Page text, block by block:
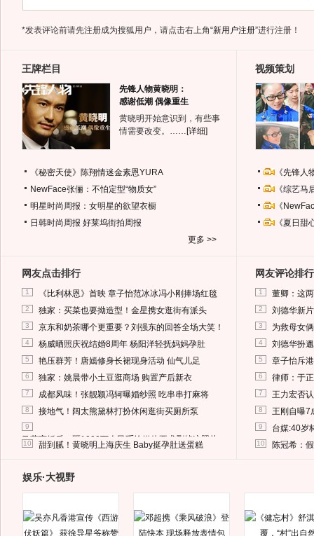
*发表评论前请先注册成为搜狐用户，请点击右上角“新用户注册”进行注册！
王牌栏目
先锋人物黄晓明：
感谢低潮 偶像重生
黄晓明开始意识到，有些事
情需要改变。…… [详细]
《秘密天使》陈翔情迷金素恩YURA
NewFace张俪：不怕定型“物质女”
明星时尚周报：女明星的欲望衣橱
日韩时尚周报 好莱坞街拍周报
更多 >>
视频策划
《先锋
《综艺
《
《夏日
网友点击排行
1 《比利林恩》首映 章子怡范冰冰冯小刚捧场红毯
2 独家：买菜也要拗造型！金星携女逛街有派头
3 京东和奶茶哪个更重要？刘强东的回答全场大笑！
4 杨威晒照庆祝结婚8周年 杨阳洋轻抚妈妈孕肚
5 艳压群芳！唐嫣修身长裙现身活动 仙气儿足
6 独家：姚晨带小土豆逛商场 购置产后新衣
7 成都风味！张靓颖冯轲曝婚纱照 吃串串打麻将
8 接地气！阔太熊黛林打扮休闲逛街买厕所泵
9
马蓉离婚后，砸1000万人民币给媒体要求删掉这照片
10 甜到腻！黄晓明上海庆生 Baby挺孕肚送蛋糕
网友评论排行
1 董卿：这
2 刘德华新
3 为救母女
4 刘德华扮
5 章子怡斥
6 律师：于
7 王力宏否
8 王刚自曝7
9 台媒:40岁
10 陈冠希：
娱乐·大视野